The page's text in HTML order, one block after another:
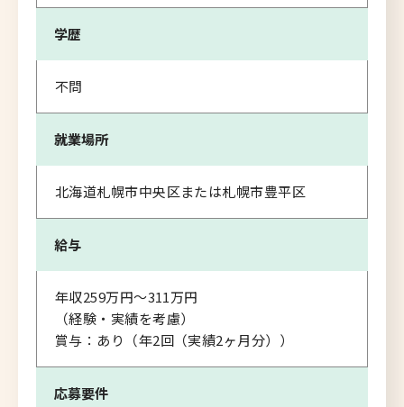
学歴
不問
就業場所
北海道札幌市中央区または札幌市豊平区
給与
年収259万円～311万円
（経験・実績を考慮）
賞与：あり（年2回（実績2ヶ月分））
応募要件